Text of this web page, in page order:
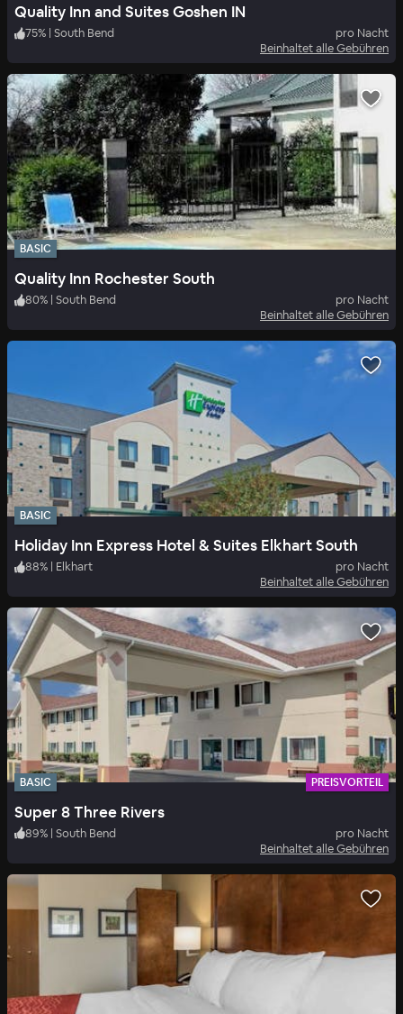
Quality Inn and Suites Goshen IN
75% | South Bend
pro Nacht
Beinhaltet alle Gebühren
BASIC
Quality Inn Rochester South
80% | South Bend
pro Nacht
Beinhaltet alle Gebühren
BASIC
Holiday Inn Express Hotel & Suites Elkhart South
88% | Elkhart
pro Nacht
Beinhaltet alle Gebühren
BASIC PREISVORTEIL
Super 8 Three Rivers
89% | South Bend
pro Nacht
Beinhaltet alle Gebühren